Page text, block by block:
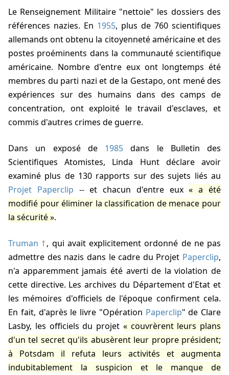
Le Renseignement Militaire "nettoie" les dossiers des
références nazies. En 1955, plus de 760 scientifiques
allemands ont obtenu la citoyenneté américaine et des
postes proéminents dans la communauté scientifique
américaine. Nombre d'entre eux ont longtemps été
membres du parti nazi et de la Gestapo, ont mené des
expériences sur des humains dans des camps de
concentration, ont exploité le travail d'esclaves, et
commis d'autres crimes de guerre.
Dans un exposé de 1985 dans le Bulletin des
Scientifiques Atomistes, Linda Hunt déclare avoir
examiné plus de 130 rapports sur des sujets liés au
Projet Paperclip -- et chacun d'entre eux
a été
modifié pour éliminer la classification de menace pour
la sécurité .
Truman
, qui avait explicitement ordonné de ne pas
admettre des nazis dans le cadre du Projet Paperclip,
n'a apparemment jamais été averti de la violation de
cette directive. Les archives du Département d'Etat et
les mémoires d'officiels de l'époque confirment cela.
En fait, d'après le livre "Opération Paperclip" de Clare
Lasby, les officiels du projet
couvrèrent leurs plans
d'un tel secret qu'ils abusèrent leur propre président;
à Potsdam il refuta leurs activités et augmenta
indubitablement la suspicion et le manque de